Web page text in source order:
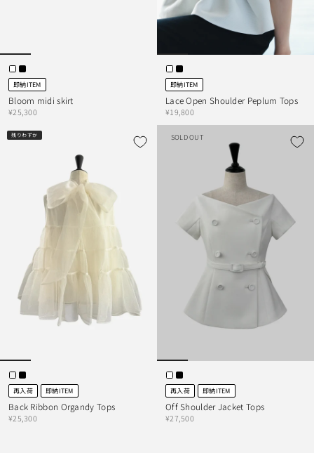
即納ITEM
Bloom midi skirt
¥25,300
即納ITEM
Lace Open Shoulder Peplum Tops
¥19,800
残りわずか
再入荷 即納ITEM
Back Ribbon Organdy Tops
¥25,300
SOLD OUT
再入荷 即納ITEM
Off Shoulder Jacket Tops
¥27,500